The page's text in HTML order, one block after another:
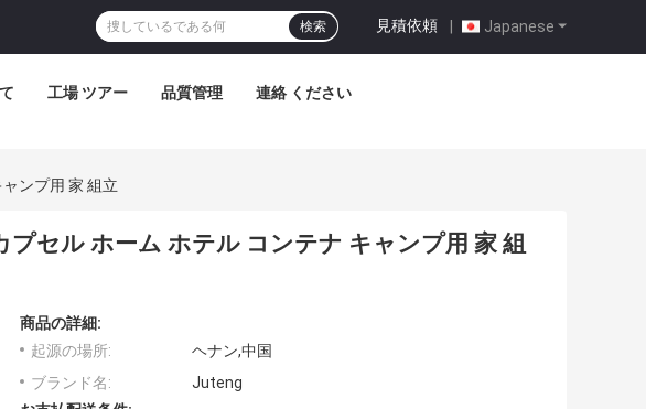
Japanese
見積依頼 |
検索
工場 ツアー 品質管理 連絡 ください
ンプ用 家 組立
プセル ホーム ホテル コンテナ キャンプ用 家 組
商品の詳細:
起源の場所:
ヘナン,中国
ブランド名:
Juteng